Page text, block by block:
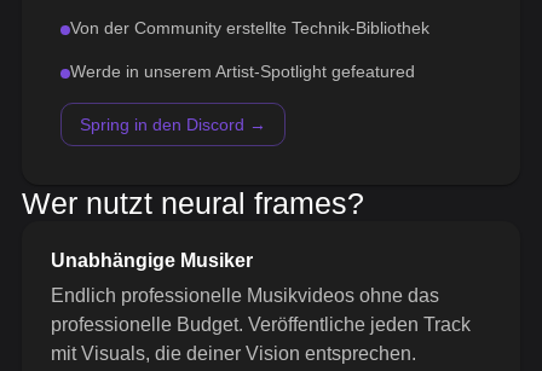
Von der Community erstellte Technik-Bibliothek
Werde in unserem Artist-Spotlight gefeatured
Spring in den Discord →
Wer nutzt neural frames?
Unabhängige Musiker
Endlich professionelle Musikvideos ohne das
professionelle Budget. Veröffentliche jeden Track
mit Visuals, die deiner Vision entsprechen.